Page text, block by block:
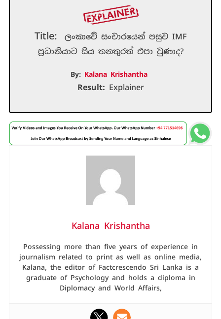
Title:
ලංකාවේ සංචාරයෙන් පසුව IMF
ප්‍රධානියාට සිය තනතුරත් එපා වුණාද?
By: Kalana Krishantha
Result: Explainer
Kalana Krishantha
Possessing more than five years of experience in
journalism related to print as well as online media,
Kalana, the editor of Factcrescendo Sri Lanka is a
graduate of Psychology and holds a diploma in
Diplomacy and World Affairs,